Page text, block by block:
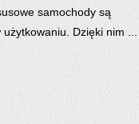
samochody są
Dzięki nim ...